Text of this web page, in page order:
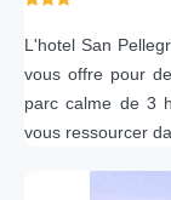
L'hotel San
vous offre pour
parc calme de 3
vous ressourcer